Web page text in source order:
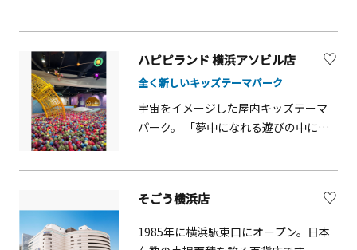
駅１階と駅前広場が「黒・ジオ・風」
きゅうの谷」としてリニューアルオー
プンしました。谷に吹き込む風を感じ
る「風の輪テラス」、噴気を見下ろせ
る谷へ突き出したスリリングな「息吹
する「岩の巣ベンチ」、大涌谷を楽し
シェ」で構成されています。 各ゾーン
ハピピランド 横浜アソビル店
全く新しいキッズテーマパーク
宇宙をイメージした屋内キッズテーマ
パーク。 「夢中になれる遊びの中にこ
性」「知性」の3つを、遊びながら自然
と学んでいけるようにデザイン・設計
されています。子どもたちは「遊びの
そごう横浜店
1985年に横浜駅東口にオープン。日本